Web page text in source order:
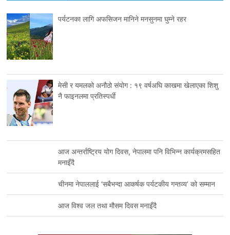
पर्यटनका लागि अफसिजन मानिने मनसुनमा घुम्ने रहर
मेसी र यमलको अनौठो संयोग : १९ वर्षअघि काखमा खेलाएका शिशु
नै फाइनलमा प्रतिस्पर्धी
आज अन्तर्राष्ट्रिय योग दिवस, नेपालमा पनि विभिन्न कार्यक्रमसहित
मनाइँदै
चीनमा नेपाललाई ‘सबैभन्दा आकर्षक पर्यटकीय गन्तव्य’ को सम्मान
आज विश्व जल तथा मौसम दिवस मनाइँदै